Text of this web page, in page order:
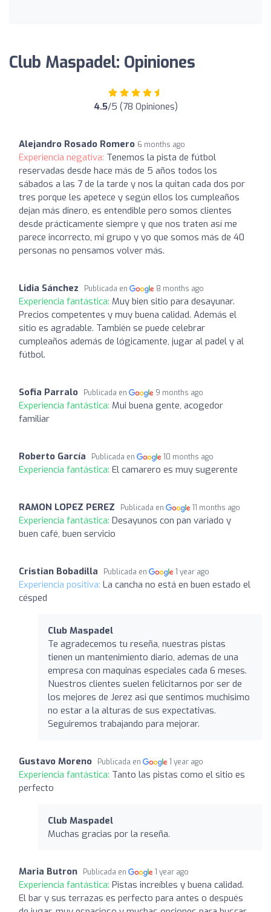
Club Maspadel: Opiniones
4.5/5 (78 Opiniones)
Alejandro Rosado Romero 6 months ago
Experiencia negativa: Tenemos la pista de fútbol
reservadas desde hace más de 5 años todos los
sábados a las 7 de la tarde y nos la quitan cada dos por
tres porque les apetece y según ellos los cumpleaños
dejan más dinero, es entendible pero somos clientes
desde prácticamente siempre y que nos traten así me
parece incorrecto, mi grupo y yo que somos más de 40
personas no pensamos volver más.
Lidia Sánchez Publicada en 8 months ago
Experiencia fantástica: Muy bien sitio para desayunar.
Precios competentes y muy buena calidad. Además el
sitio es agradable. También se puede celebrar
cumpleaños además de lógicamente, jugar al padel y al
fútbol.
Sofia Parralo Publicada en 9 months ago
Experiencia fantástica: Mui buena gente, acogedor
familiar
Roberto García Publicada en 10 months ago
Experiencia fantástica: El camarero es muy sugerente
RAMON LOPEZ PEREZ Publicada en 11 months ago
Experiencia fantástica: Desayunos con pan variado y
buen café, buen servicio
Cristian Bobadilla Publicada en 1 year ago
Experiencia positiva: La cancha no está en buen estado el
césped
Club Maspadel
Te agradecemos tu reseña, nuestras pistas
tienen un mantenimiento diario, ademas de una
empresa con maquinas especiales cada 6 meses.
Nuestros clientes suelen felicitarnos por ser de
los mejores de Jerez asi que sentimos muchisimo
no estar a la alturas de sus expectativas.
Seguiremos trabajando para mejorar.
Gustavo Moreno Publicada en 1 year ago
Experiencia fantástica: Tanto las pistas como el sitio es
perfecto
Club Maspadel
Muchas gracias por la reseña.
Maria Butron Publicada en 1 year ago
Experiencia fantástica: Pistas increíbles y buena calidad.
El bar y sus terrazas es perfecto para antes o después